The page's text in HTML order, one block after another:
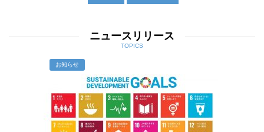
ニュースリリース
TOPICS
お知らせ